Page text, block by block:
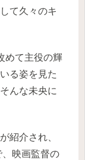
て久々のキ
めて主役の輝
る姿を見た
んな未央に
紹介され、
、映画監督の